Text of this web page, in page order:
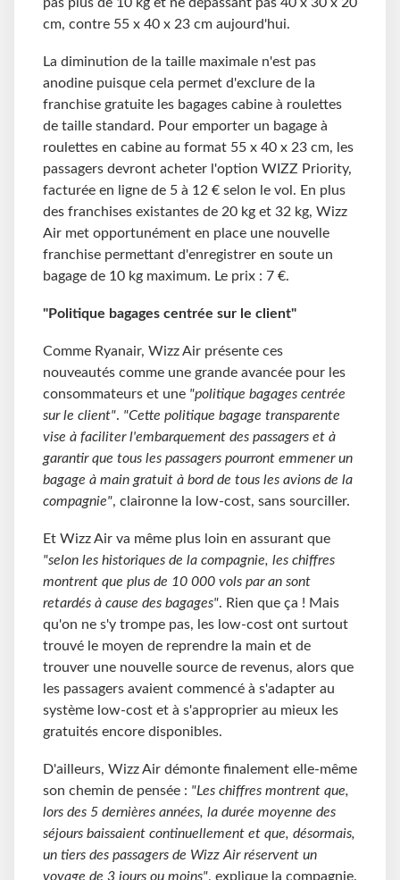
pas plus de 10 kg et ne dépassant pas 40 x 30 x 20
cm, contre 55 x 40 x 23 cm aujourd'hui.
La diminution de la taille maximale n'est pas
anodine puisque cela permet d'exclure de la
franchise gratuite les bagages cabine à roulettes
de taille standard. Pour emporter un bagage à
roulettes en cabine au format 55 x 40 x 23 cm, les
passagers devront acheter l'option WIZZ Priority,
facturée en ligne de 5 à 12 € selon le vol. En plus
des franchises existantes de 20 kg et 32 kg, Wizz
Air met opportunément en place une nouvelle
franchise permettant d'enregistrer en soute un
bagage de 10 kg maximum. Le prix : 7 €.
"Politique bagages centrée sur le client"
Comme Ryanair, Wizz Air présente ces
nouveautés comme une grande avancée pour les
consommateurs et une "politique bagages centrée
sur le client". "Cette politique bagage transparente
vise à faciliter l'embarquement des passagers et à
garantir que tous les passagers pourront emmener un
bagage à main gratuit à bord de tous les avions de la
compagnie", claironne la low-cost, sans sourciller.
Et Wizz Air va même plus loin en assurant que
"selon les historiques de la compagnie, les chiffres
montrent que plus de 10 000 vols par an sont
retardés à cause des bagages". Rien que ça ! Mais
qu'on ne s'y trompe pas, les low-cost ont surtout
trouvé le moyen de reprendre la main et de
trouver une nouvelle source de revenus, alors que
les passagers avaient commencé à s'adapter au
système low-cost et à s'approprier au mieux les
gratuités encore disponibles.
D'ailleurs, Wizz Air démonte finalement elle-même
son chemin de pensée : "Les chiffres montrent que,
lors des 5 dernières années, la durée moyenne des
séjours baissaient continuellement et que, désormais,
un tiers des passagers de Wizz Air réservent un
voyage de 3 jours ou moins", explique la compagnie.